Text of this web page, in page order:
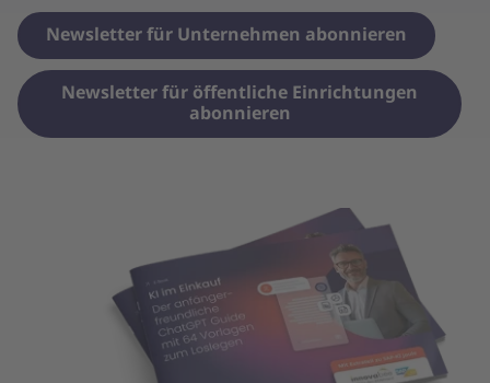
Newsletter für Unternehmen abonnieren
Newsletter für öffentliche Einrichtungen
abonnieren